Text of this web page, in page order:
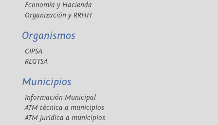
Economía y Hacienda
Organización y RRHH
Organismos
CIPSA
REGTSA
Municipios
Información Municipal
ATM técnica a municipios
ATM jurídica a municipios